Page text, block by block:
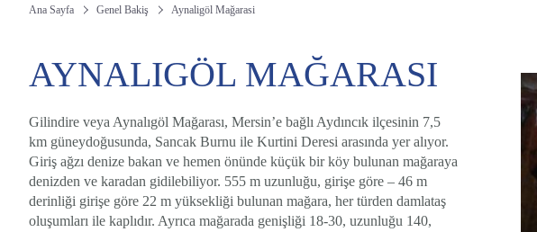
Ana Sayfa Genel Bakiş Aynaligöl Mağarasi
AYNALIGÖL MAĞARASI
Gilindire veya Aynalıgöl Mağarası, Mersin’e bağlı Aydıncık ilçesinin 7,5
km güneydoğusunda, Sancak Burnu ile Kurtini Deresi arasında yer alıyor.
Giriş ağzı denize bakan ve hemen önünde küçük bir köy bulunan mağaraya
denizden ve karadan gidilebiliyor. 555 m uzunluğu, girişe göre – 46 m
derinliği girişe göre 22 m yüksekliği bulunan mağara, her türden damlataş
oluşumları ile kaplıdır. Ayrıca mağarada genişliği 18-30, uzunluğu 140,